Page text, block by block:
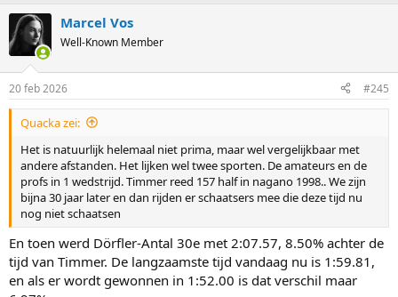
Marcel Vos
Well-Known Member
20 feb 2026 #245
Quacka zei:
Het is natuurlijk helemaal niet prima, maar wel vergelijkbaar met
andere afstanden. Het lijken wel twee sporten. De amateurs en de
profs in 1 wedstrijd. Timmer reed 157 half in nagano 1998.. We zijn
bijna 30 jaar later en dan rijden er schaatsers mee die deze tijd nu
nog niet schaatsen
En toen werd Dörfler-Antal 30e met 2:07.57, 8.50% achter de
tijd van Timmer. De langzaamste tijd vandaag nu is 1:59.81,
en als er wordt gewonnen in 1:52.00 is dat verschil maar